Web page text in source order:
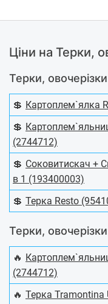
Ціни на Терки,
Терки,
💲 Картоплем`ялка
💲
(2744712)
💲 Соковитискач +
в 1 (193400003)
💲 Терка Resto
Терки,
🔥
(2744712)
🔥 Терка